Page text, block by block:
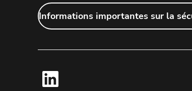
Informations importantes sur la